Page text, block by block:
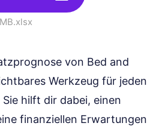
.xlsx
von Bed and
Werkzeug für jeden
hilft dir dabei, einen
finanziellen Erwartungen